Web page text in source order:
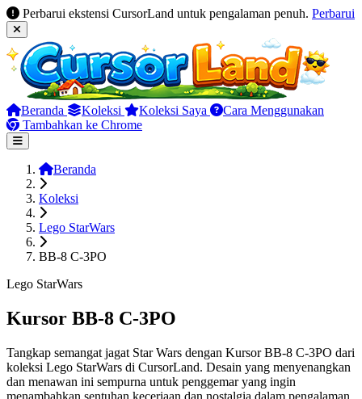
Perbarui ekstensi CursorLand untuk pengalaman penuh. Perbarui
Beranda Koleksi Koleksi Saya
Cara Menggunakan
Tambahkan ke Chrome
Beranda
Koleksi
Lego StarWars
BB-8 C-3PO
Lego StarWars
Kursor BB-8 C-3PO
Tangkap semangat jagat Star Wars dengan Kursor BB-8 C-3PO dari
koleksi Lego StarWars di CursorLand. Desain yang menyenangkan
dan menawan ini sempurna untuk penggemar yang ingin
menambahkan sentuhan keceriaan dan nostalgia dalam pengalaman